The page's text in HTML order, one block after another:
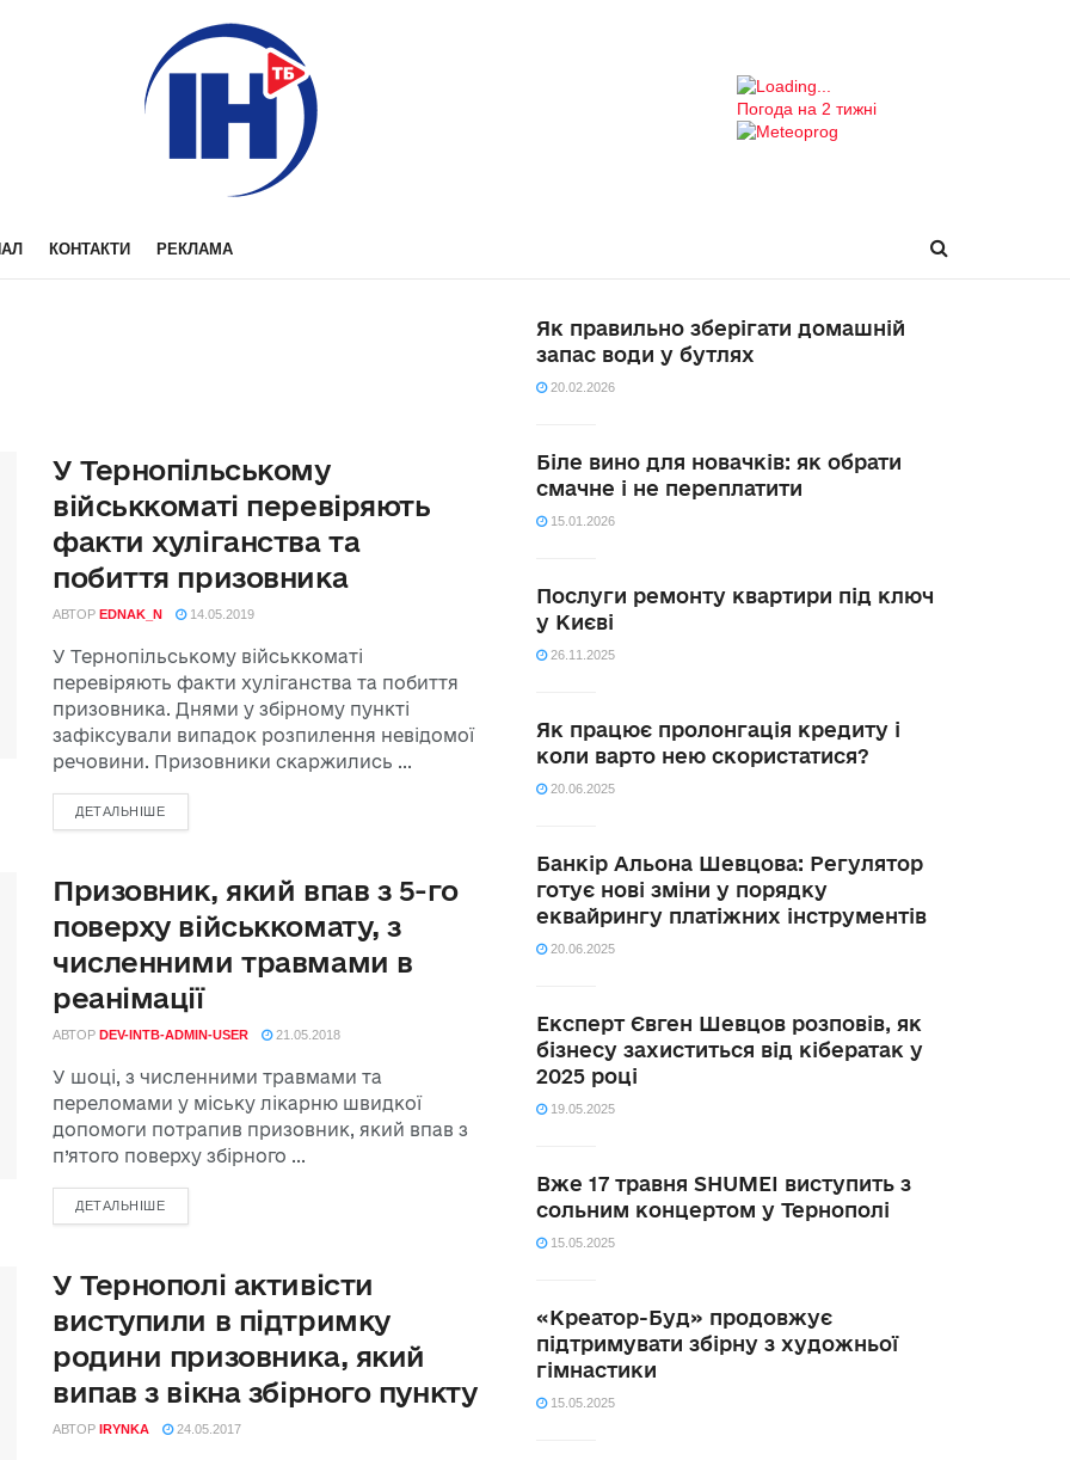
Погода на 2 тижні
КОНТАКТИ РЕКЛАМА
У Тернопільському
військкоматі перевіряють
факти хуліганства та
побиття призовника
АВТОР EDNAK_N 14.05.2019
У Тернопільському військкоматі
перевіряють факти хуліганства та побиття
призовника. Днями у збірному пункті
зафіксували випадок розпилення невідомої
речовини. Призовники скаржились ...
ДЕТАЛЬНІШЕ
Призовник, який впав з 5-го
поверху військкомату, з
численними травмами в
реанімації
АВТОР DEV-INTB-ADMIN-USER 21.05.2018
У шоці, з численними травмами та
переломами у міську лікарню швидкої
допомоги потрапив призовник, який впав з
п’ятого поверху збірного ...
ДЕТАЛЬНІШЕ
У Тернополі активісти
виступили в підтримку
родини призовника, який
випав з вікна збірного пункту
АВТОР IRYNKA 24.05.2017
Як правильно зберігати домашній
запас води у бутлях
20.02.2026
Біле вино для новачків: як обрати
смачне і не переплатити
15.01.2026
Послуги ремонту квартири під ключ
у Києві
26.11.2025
Як працює пролонгація кредиту і
коли варто нею скористатися?
20.06.2025
Банкір Альона Шевцова: Регулятор
готує нові зміни у порядку
еквайрингу платіжних інструментів
20.06.2025
Експерт Євген Шевцов розповів, як
бізнесу захиститься від кібератак у
2025 році
19.05.2025
Вже 17 травня SHUMEI виступить з
сольним концертом у Тернополі
15.05.2025
«Креатор-Буд» продовжує
підтримувати збірну з художньої
гімнастики
15.05.2025